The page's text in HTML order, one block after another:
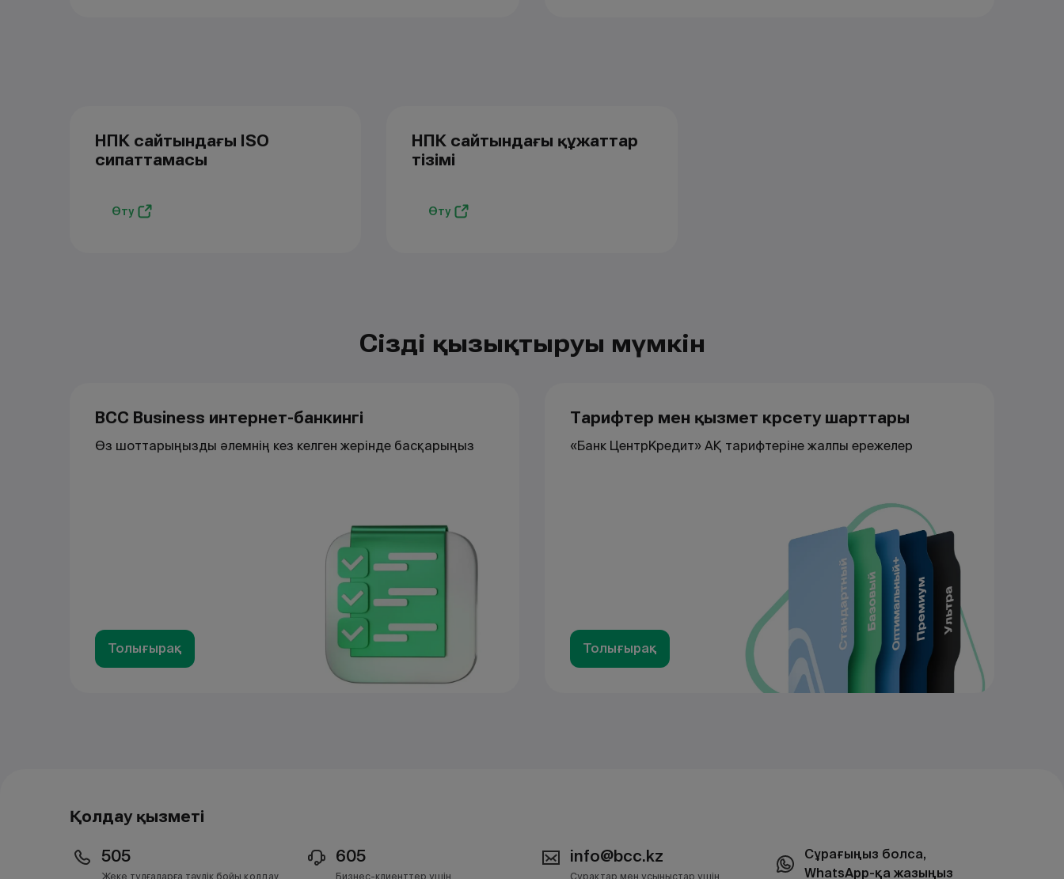
НПК сайтындағы ISO
сипаттамасы
Өту
НПК сайтындағы құжаттар
тізімі
Өту
Сізді қызықтыруы мүмкін
BCC Business интернет-банкингі
Өз шоттарыңызды әлемнің кез келген жерінде басқарыңыз
Толығырақ
Тарифтер мен қызмет көрсету шарттары
«Банк ЦентрКредит» АҚ тарифтеріне жалпы ережелер
Толығырақ
Қолдау қызметі
505
Жеке тұлғаларға тәулік бойы қолдау
605
Бизнес-клиенттер үшін
info@bcc.kz
Сұрақтар мен ұсыныстар үшін
Сұрағыңыз болса,
WhatsApp-қа жазыңыз